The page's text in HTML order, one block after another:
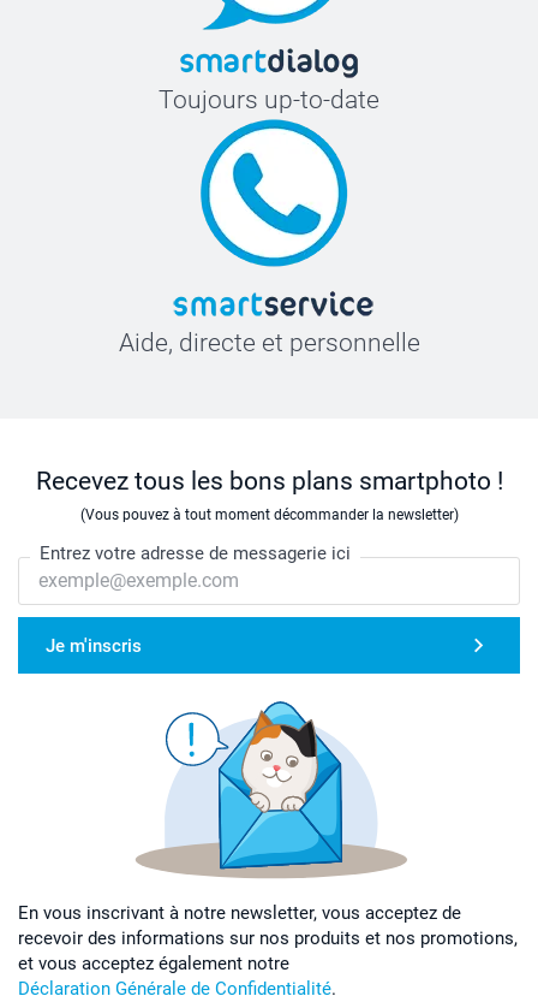
Toujours up-to-date
Aide, directe et personnelle
Recevez tous les bons plans smartphoto !
(Vous pouvez à tout moment décommander la newsletter)
Entrez votre adresse de messagerie ici
Je m'inscris
En vous inscrivant à notre newsletter, vous acceptez de
recevoir des informations sur nos produits et nos promotions,
et vous acceptez également notre
Déclaration Générale de Confidentialité.